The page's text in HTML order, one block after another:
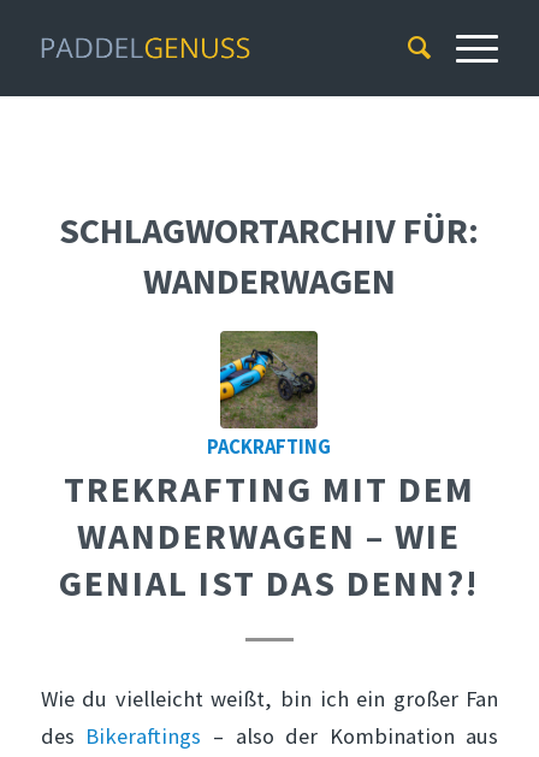
SCHLAGWORTARCHIV FÜR:
WANDERWAGEN
PACKRAFTING
TREKRAFTING MIT DEM
WANDERWAGEN – WIE
GENIAL IST DAS DENN?!
Wie du vielleicht weißt, bin ich ein großer Fan
des Bikeraftings – also der Kombination aus